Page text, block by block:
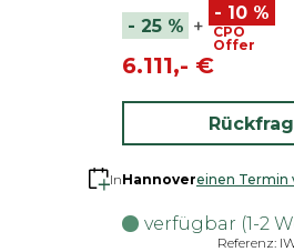
- 25% +
- 10 %
CPO
Offer
6.111,- €
InHannovereinen Termin
verfügbar (1-2
Referenz: